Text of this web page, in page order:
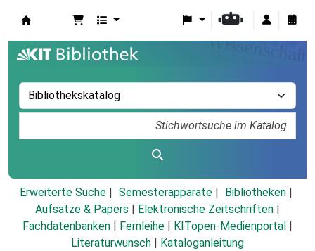
Erweiterte Suche Semesterapparate
Bibliotheken
Aufsätze & Papers
Elektronische Zeitschriften
Fachdatenbanken
Fernleihe KITopen-Medienportal
Literaturwunsch
Kataloganleitung